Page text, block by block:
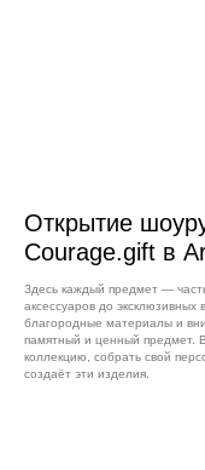
Открытие
Courage.gift в
Здесь каждый предмет —
аксессуаров до эксклюзивных
благородные материалы и
памятный и ценный предмет.
коллекцию, собрать свой
создаёт эти изделия.